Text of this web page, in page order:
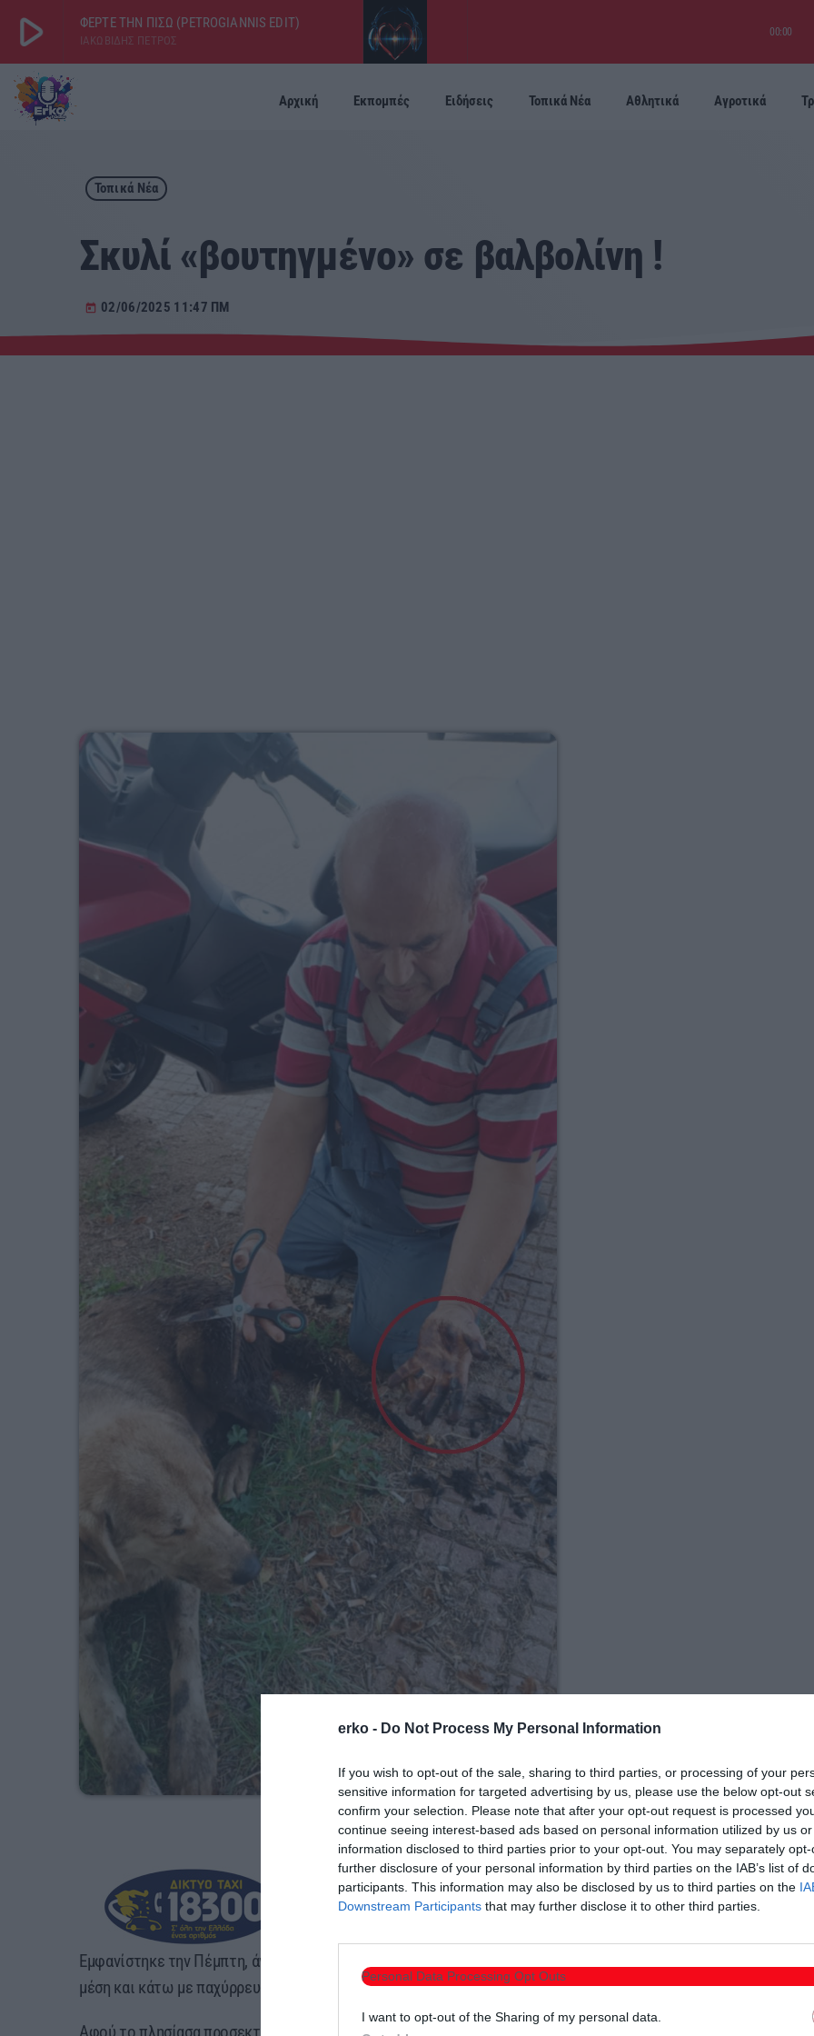
erko - Do Not Process My Personal Information
If you wish to opt-out of the sale, sharing to third parties, or processing of your
sensitive information for targeted advertising by us, please use the below opt-out
confirm your selection. Please note that after your opt-out request is processed
continue seeing interest-based ads based on personal information utilized by us
information disclosed to third parties prior to your opt-out. You may separately
further disclosure of your personal information by third parties on the IAB’s list of
participants. This information may also be disclosed by us to third parties on the
Downstream Participants that may further disclose it to other third parties.
Personal Data Processing Opt Outs
I want to opt-out of the Sharing of my personal data.
play_arrow ΦΕΡΤΕ ΤΗΝ ΠΙΣΩ (PETROGIANNIS EDIT)
ΙΑΚΩΒΙΔΗΣ ΠΕΤΡΟΣ
00:00
play_arrow Αρχική Εκπομπές Ειδήσεις Τοπικά Νέα Αθλητικά Αγροτικά
Τοπικά Νέα
Σκυλί «βουτηγμένο» σε βαλβολίνη !
today 02/06/2025 11:47 ΠΜ
Εμφανίστηκε την Πέμπτη, άγνωστο θηλυκό σκυλί στην πανεπιστημιούπολη Κομοτηνής, «λουσμένο» από τη
μέση και κάτω με παχύρρευστο σκούρο υγρό (πιθανόν χρησιμοποιημένη βαλβολίνη).
Αφού το πλησίασα προσεκτικά, επί μια ώρα αφαιρούσα με ψαλίδι από το τρίχωμά του, τα πακτωμένα